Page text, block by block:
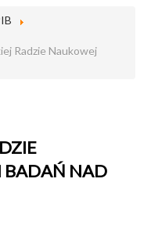
Radzie Naukowej
BADAŃ NAD